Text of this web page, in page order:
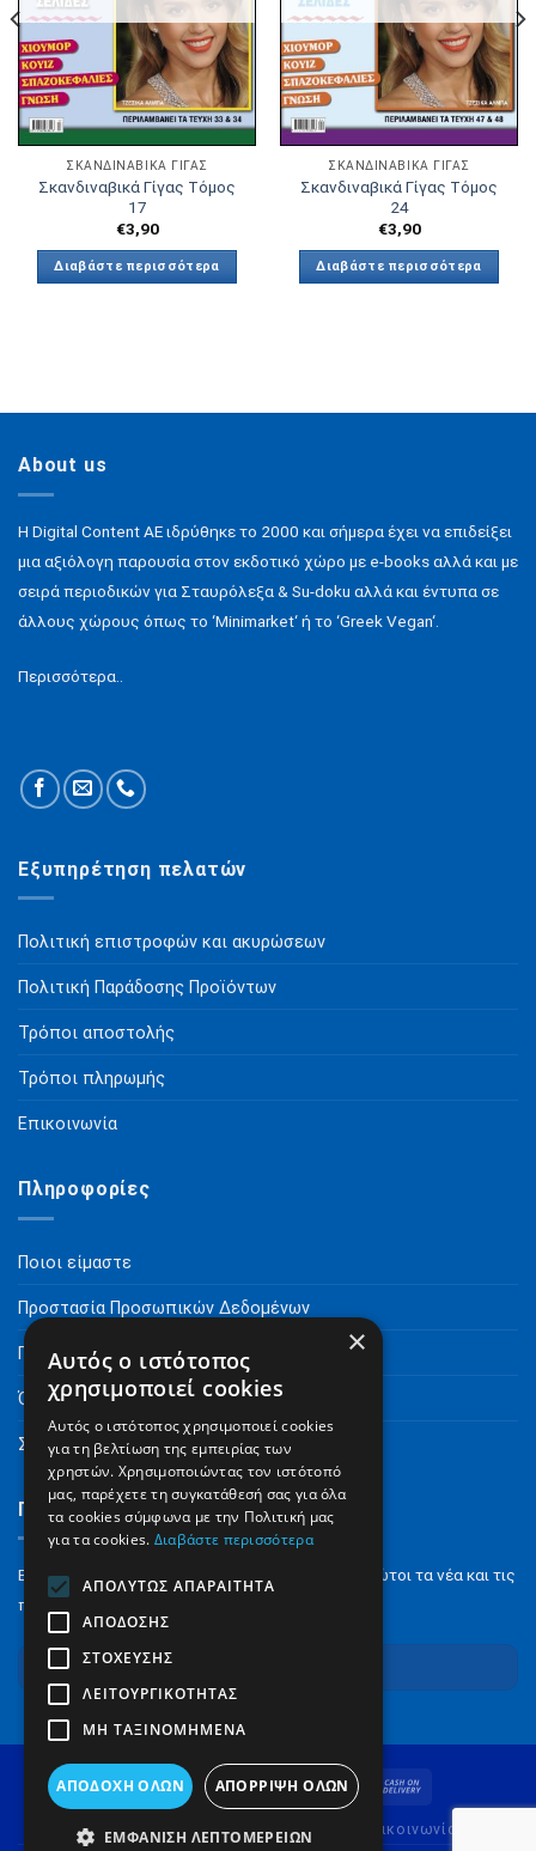
ΣΚΑΝΔΙΝΑΒΙΚΆ ΓΊΓΑΣ
Σκανδιναβικά Γίγας Τόμος
17
€3,90
Διαβάστε περισσότερα
ΣΚΑΝΔΙΝΑΒΙΚΆ ΓΊΓΑΣ
Σκανδιναβικά Γίγας Τόμος
24
€3,90
Διαβάστε περισσότερα
About us
H Digital Content ΑΕ ιδρύθηκε το 2000 και σήμερα έχει να επιδείξει
μια αξιόλογη παρουσία στον εκδοτικό χώρο με e-books αλλά και με
σειρά περιοδικών για Σταυρόλεξα & Su-doku αλλά και έντυπα σε
άλλους χώρους όπως το ‘Minimarket‘ ή το ‘Greek Vegan‘.
Περισσότερα..
Εξυπηρέτηση πελατών
Πολιτική επιστροφών και ακυρώσεων
Πολιτική Παράδοσης Προϊόντων
Τρόποι αποστολής
Τρόποι πληρωμής
Επικοινωνία
Πληροφορίες
Ποιοι είμαστε
Προστασία Προσωπικών Δεδομένων
Πνευματικά Δικαιώματα
Όροι Χρήσης
Συχνές Ερωτήσεις
Γραφτείτε στο Newsletter
Εγγραφείτε στο NewsLetter για να μαθαίνετε πρώτοι τα νέα και τις
προσφορές μας.
Ποιοι είμαστε Όροι Χρήσης Επικοινωνία
×
Αυτός ο ιστότοπος
χρησιμοποιεί cookies
Αυτός ο ιστότοπος χρησιμοποιεί cookies
για τη βελτίωση της εμπειρίας των
χρηστών. Χρησιμοποιώντας τον ιστότοπό
μας, παρέχετε τη συγκατάθεσή σας για όλα
τα cookies σύμφωνα με την Πολιτική μας
για τα cookies. Διαβάστε περισσότερα
ΑΠΟΛΎΤΩΣ ΑΠΑΡΑΊΤΗΤΑ
ΑΠΌΔΟΣΗΣ
ΣΤΌΧΕΥΣΗΣ
ΛΕΙΤΟΥΡΓΙΚΌΤΗΤΑΣ
ΜΗ ΤΑΞΙΝΟΜΗΜΈΝΑ
ΑΠΟΔΟΧΉ ΌΛΩΝ ΑΠΌΡΡΙΨΗ ΌΛΩΝ
ΕΜΦΆΝΙΣΗ ΛΕΠΤΟΜΕΡΕΙΏΝ